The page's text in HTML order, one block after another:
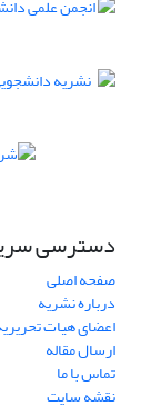
دسترسی
صفحه اصلی
درباره نشریه
اعضای هیات
ارسال مقاله
تماس با ما
نقشه سایت